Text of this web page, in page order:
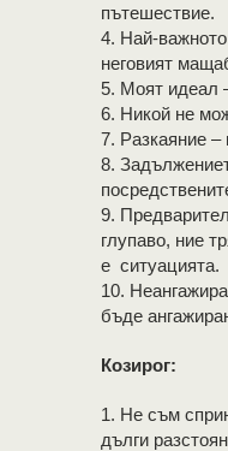
пътешествие.
4. Най-
неговият
5. Моят идеал
6. Никой не
7. Разкаяние –
8.
9.
глупаво, ние
е ситуацията.
10.
бъде
Козирог:
1. Не съм
дълги